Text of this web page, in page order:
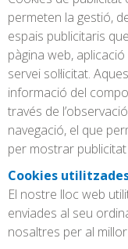
permeten la gestió,
espais publicitaris
pàgina web,
servei sol·licitat.
informació del
través de
navegació, el que
per mostrar
Cookies
El nostre lloc web
enviades al seu
nosaltres per al